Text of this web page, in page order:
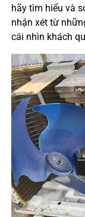
hãy tìm hiểu và
nhận xét từ
cái nhìn khách